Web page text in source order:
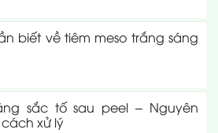
biết về tiêm meso trắng sáng
sắc tố sau peel – Nguyên
xử lý